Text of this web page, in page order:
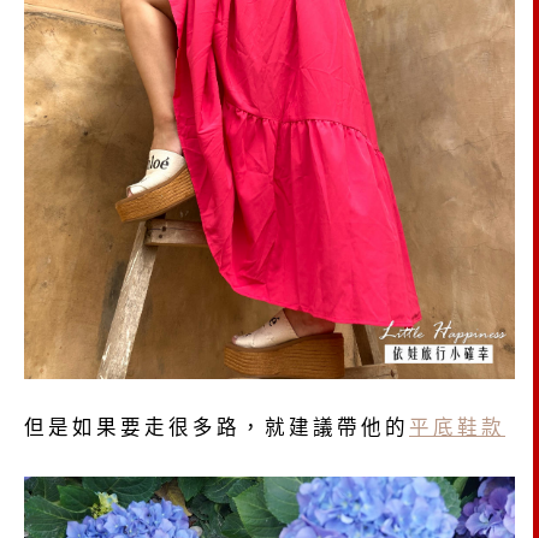
但是如果要走很多路，就建議帶他的 平底鞋款